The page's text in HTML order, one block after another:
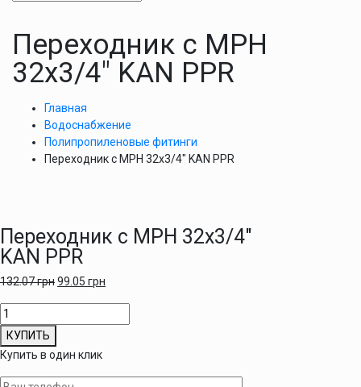
Переходник с МРН
32х3/4″ KAN PPR
Главная
Водоснабжение
Полипропиленовые фитинги
Переходник с МРН 32х3/4″ KAN PPR
Переходник с МРН 32х3/4″
KAN PPR
132.07грн99.05 грн
Количество
товара
Переходник
с
МРН
КУПИТЬ
Купить в один клик